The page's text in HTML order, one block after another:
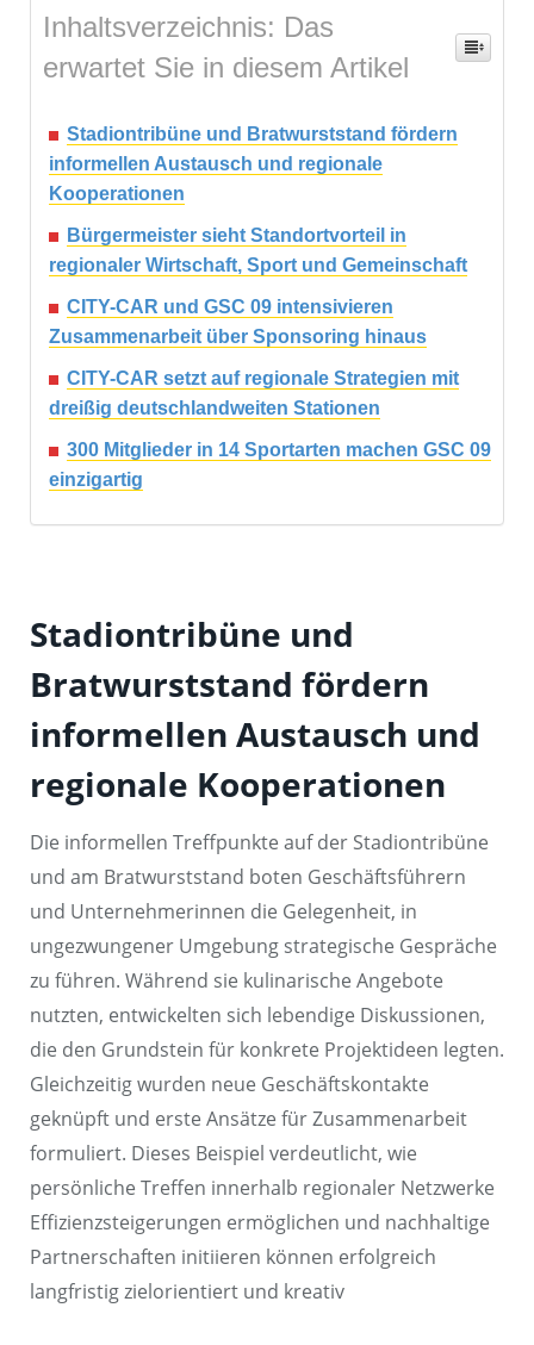
Inhaltsverzeichnis: Das
erwartet Sie in diesem Artikel
Stadiontribüne und Bratwurststand fördern
informellen Austausch und regionale
Kooperationen
Bürgermeister sieht Standortvorteil in
regionaler Wirtschaft, Sport und Gemeinschaft
CITY-CAR und GSC 09 intensivieren
Zusammenarbeit über Sponsoring hinaus
CITY-CAR setzt auf regionale Strategien mit
dreißig deutschlandweiten Stationen
300 Mitglieder in 14 Sportarten machen GSC 09
einzigartig
Stadiontribüne und
Bratwurststand fördern
informellen Austausch und
regionale Kooperationen
Die informellen Treffpunkte auf der Stadiontribüne
und am Bratwurststand boten Geschäftsführern
und Unternehmerinnen die Gelegenheit, in
ungezwungener Umgebung strategische Gespräche
zu führen. Während sie kulinarische Angebote
nutzten, entwickelten sich lebendige Diskussionen,
die den Grundstein für konkrete Projektideen legten.
Gleichzeitig wurden neue Geschäftskontakte
geknüpft und erste Ansätze für Zusammenarbeit
formuliert. Dieses Beispiel verdeutlicht, wie
persönliche Treffen innerhalb regionaler Netzwerke
Effizienzsteigerungen ermöglichen und nachhaltige
Partnerschaften initiieren können erfolgreich
langfristig zielorientiert und kreativ